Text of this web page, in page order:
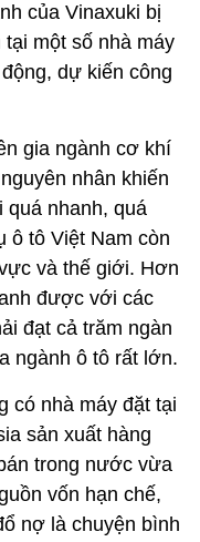
của Vinaxuki bị
một số nhà máy
dự kiến công
gia ngành cơ khí
nhân khiến
quá nhanh, quá
ô tô Việt Nam còn
và thế giới. Hơn
được với các
đạt cả trăm ngàn
ngành ô tô rất lớn.
có nhà máy đặt tại
sản xuất hàng
trong nước vừa
vốn hạn chế,
nợ là chuyện bình